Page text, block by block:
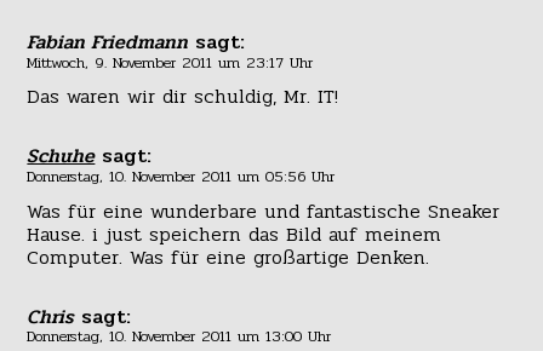
Fabian Friedmann sagt:
Mittwoch, 9. November 2011 um 23:17 Uhr
Das waren wir dir schuldig, Mr. IT!
Schuhe sagt:
Donnerstag, 10. November 2011 um 05:56 Uhr
Was für eine wunderbare und fantastische Sneaker
Hause. i just speichern das Bild auf meinem
Computer. Was für eine großartige Denken.
Chris sagt:
Donnerstag, 10. November 2011 um 13:00 Uhr